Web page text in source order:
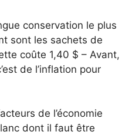
conservation le plus
sont les sachets de
coûte 1,40 $ – Avant,
de l’inflation pour
de l’économie
dont il faut être